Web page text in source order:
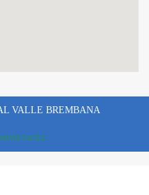
VALLE BREMBANA
FACILE